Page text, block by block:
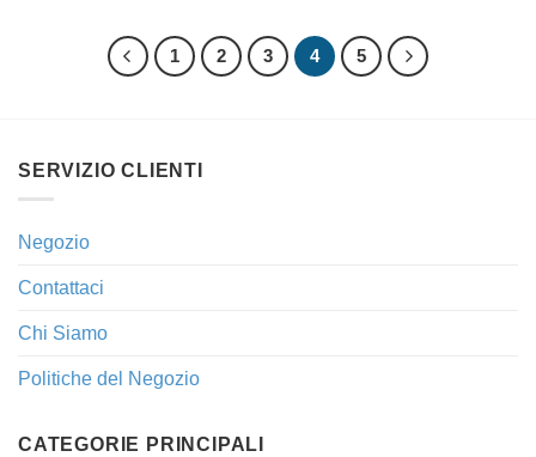
1 2 3 4 5
SERVIZIO CLIENTI
Negozio
Contattaci
Chi Siamo
Politiche del Negozio
CATEGORIE PRINCIPALI